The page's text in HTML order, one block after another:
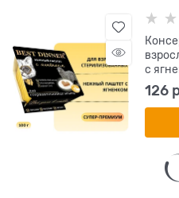
с
126